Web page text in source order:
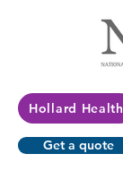
Hollard Health
Get a quote